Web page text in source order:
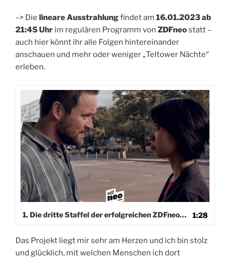
–> Die lineare Ausstrahlungfindet am 16.01.2023 ab
21:45 Uhr im regulären Programm von ZDFneostatt –
auch hier könnt ihr alle Folgen hintereinander
anschauen und mehr oder weniger „Teltower Nächte“
erleben.
Video-
Player
1. Die dritte Staffel der erfolgreichen ZDFneo-Serie WIR. 1:28
Das Projekt liegt mir sehr am Herzen und ich bin stolz
und glücklich, mit welchen Menschen ich dort